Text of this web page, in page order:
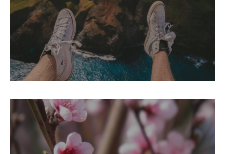
POR JOHN SERGIO REYES LEÓN